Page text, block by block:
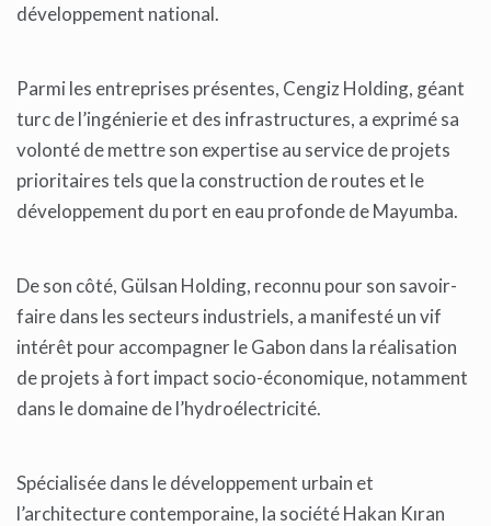
développement national.
Parmi les entreprises présentes, Cengiz Holding, géant
turc de l’ingénierie et des infrastructures, a exprimé sa
volonté de mettre son expertise au service de projets
prioritaires tels que la construction de routes et le
développement du port en eau profonde de Mayumba.
De son côté, Gülsan Holding, reconnu pour son savoir-
faire dans les secteurs industriels, a manifesté un vif
intérêt pour accompagner le Gabon dans la réalisation
de projets à fort impact socio-économique, notamment
dans le domaine de l’hydroélectricité.
Spécialisée dans le développement urbain et
l’architecture contemporaine, la société Hakan Kıran